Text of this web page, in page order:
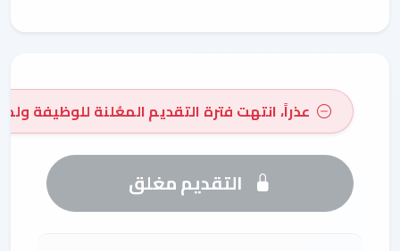
عذراً، انتهت فترة التقديم المعُلنة للوظيفة
التقديم مغلق